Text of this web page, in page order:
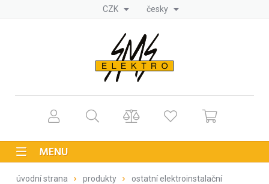
CZK česky
MENU
úvodní strana produkty
ostatní elektroinstalační